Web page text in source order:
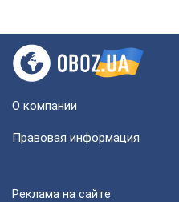
О компании
Правовая информация
Реклама на сайте